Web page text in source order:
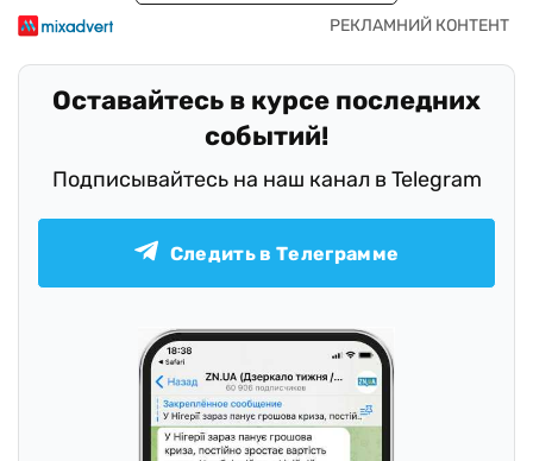
Оставайтесь в курсе последних
событий!
Подписывайтесь на наш канал в Telegram
Следить в Телеграмме